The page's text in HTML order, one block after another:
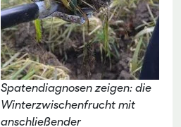
Spatendiagnosen zeigen: die
Winterzwischenfrucht mit
anschließender